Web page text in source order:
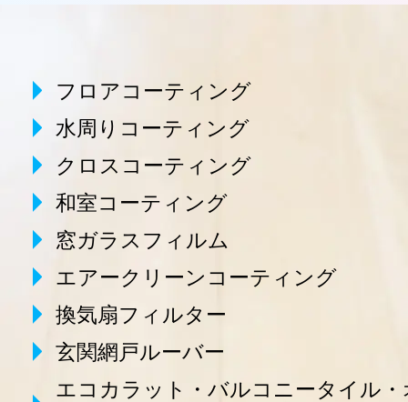
フロアコーティング
水周りコーティング
クロスコーティング
和室コーティング
窓ガラスフィルム
エアークリーンコーティング
換気扇フィルター
玄関網戸ルーバー
エコカラット・バルコニータイル・